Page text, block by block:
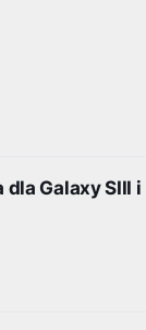
Galaxy SIII i